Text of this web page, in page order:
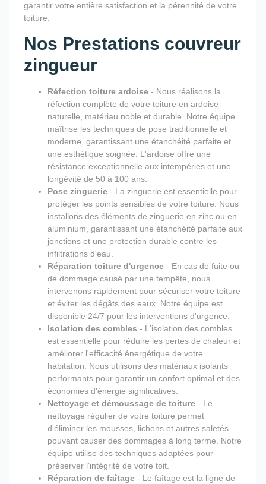
garantir votre entière satisfaction et la pérennité de votre
toiture.
Nos Prestations couvreur
zingueur
Réfection toiture ardoise - Nous réalisons la
réfection complète de votre toiture en ardoise
naturelle, matériau noble et durable. Notre équipe
maîtrise les techniques de pose traditionnelle et
moderne, garantissant une étanchéité parfaite et
une esthétique soignée. L'ardoise offre une
résistance exceptionnelle aux intempéries et une
longévité de 50 à 100 ans.
Pose zinguerie - La zinguerie est essentielle pour
protéger les points sensibles de votre toiture. Nous
installons des éléments de zinguerie en zinc ou en
aluminium, garantissant une étanchéité parfaite aux
jonctions et une protection durable contre les
infiltrations d'eau.
Réparation toiture d'urgence - En cas de fuite ou
de dommage causé par une tempête, nous
intervenons rapidement pour sécuriser votre toiture
et éviter les dégâts des eaux. Notre équipe est
disponible 24/7 pour les interventions d'urgence.
Isolation des combles - L'isolation des combles
est essentielle pour réduire les pertes de chaleur et
améliorer l'efficacité énergétique de votre
habitation. Nous utilisons des matériaux isolants
performants pour garantir un confort optimal et des
économies d'énergie significatives.
Nettoyage et démoussage de toiture - Le
nettoyage régulier de votre toiture permet
d'éliminer les mousses, lichens et autres saletés
pouvant causer des dommages à long terme. Notre
équipe utilise des techniques adaptées pour
préserver l'intégrité de votre toit.
Réparation de faîtage - Le faîtage est la ligne de